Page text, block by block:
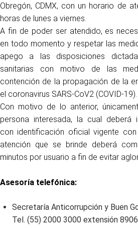
Obregón, CDMX, con un horario de
horas de lunes a viernes.
A fin de poder ser atendido, es
en todo momento y respetar las
apego a las disposiciones
sanitarias con motivo de las
contención de la propagación de la
el coronavirus SARS-CoV2 (COVID-19).
Con motivo de lo anterior,
persona interesada, la cual deberá
con identificación oficial vigente
atención que se brinde deberá
minutos por usuario a fin de evitar
Asesoría telefónica:
Secretaría Anticorrupción y Buen
Tel. (55) 2000 3000 extensión